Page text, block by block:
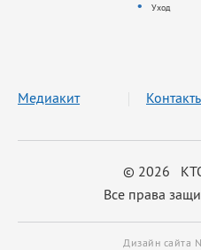
Уход
© 2026
Все права
Медиакит
Дизайн сайта